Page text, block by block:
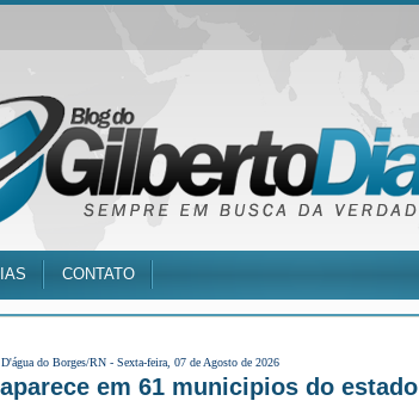
CONTATO
do Borges/RN - Sexta-feira, 07 de Agosto de 2026
em 61 municipios do estado